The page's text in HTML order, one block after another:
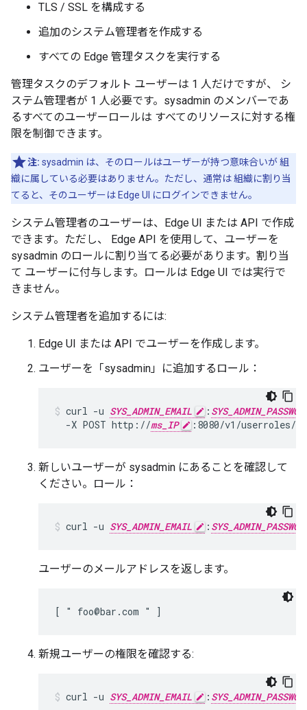
TLS / SSL を構成する
追加のシステム管理者を作成する
すべての Edge 管理タスクを実行する
管理タスクのデフォルト ユーザーは 1 人だけですが、 シ
ステム管理者が 1 人必要です。sysadmin のメンバーであ
るすべてのユーザーロールは すべてのリソースに対する権
限を制御できます。
注: sysadmin は、そのロールはユーザーが持つ意味合いが 組
織に属している必要はありません。ただし、通常は 組織に割り当
てると、そのユーザーは Edge UI にログインできません。
システム管理者のユーザーは、Edge UI または API で作成
できます。ただし、 Edge API を使用して、ユーザーを
sysadmin のロールに割り当てる必要があります。割り当
て ユーザーに付与します。ロールは Edge UI では実行で
きません。
システム管理者を追加するには:
Edge UI または API でユーザーを作成します。
ユーザーを「sysadmin」に追加するロール：
curl -u SYS_ADMIN_EMAIL :
  -X POST http://
ms_IP :8080/v1/userroles/
新しいユーザーが sysadmin にあることを確認して
ください。ロール：
curl -u SYS_ADMIN_EMAIL :
ユーザーのメールアドレスを返します。
[ " foo@bar.com " ]
新規ユーザーの権限を確認する:
curl -u SYS_ADMIN_EMAIL :